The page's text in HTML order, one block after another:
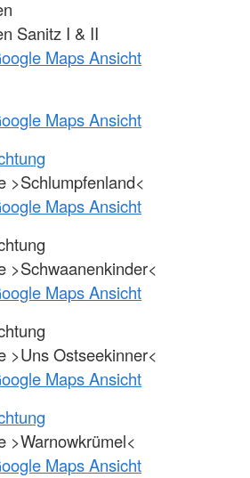
Sanitz I & II
Maps Ansicht
Maps Ansicht
>Schlumpfenland<
Maps Ansicht
>Schwaanenkinder<
Maps Ansicht
>Uns Ostseekinner<
Maps Ansicht
>Warnowkrümel<
Maps Ansicht